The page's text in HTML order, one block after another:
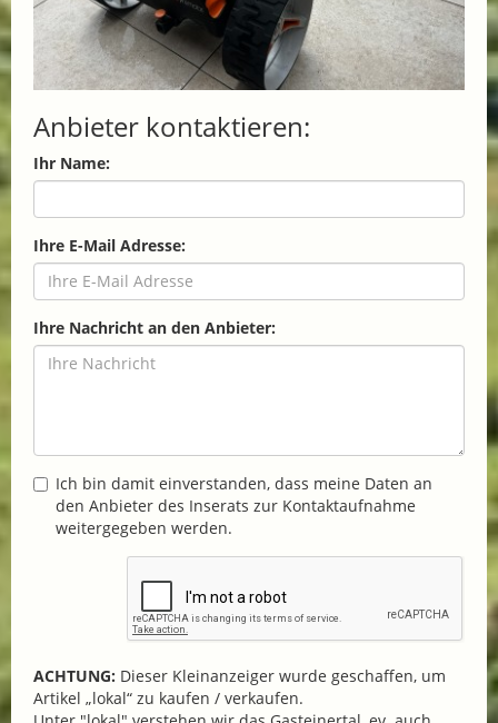
Anbieter kontaktieren:
Ihr Name:
Ihre E-Mail Adresse:
Ihre Nachricht an den Anbieter:
Ich bin damit einverstanden, dass meine Daten an
den Anbieter des Inserats zur Kontaktaufnahme
weitergegeben werden.
ACHTUNG: Dieser Kleinanzeiger wurde geschaffen, um
Artikel „lokal“ zu kaufen / verkaufen.